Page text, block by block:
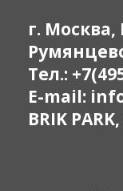
г.
Тел.:
E-mail:
BRIK